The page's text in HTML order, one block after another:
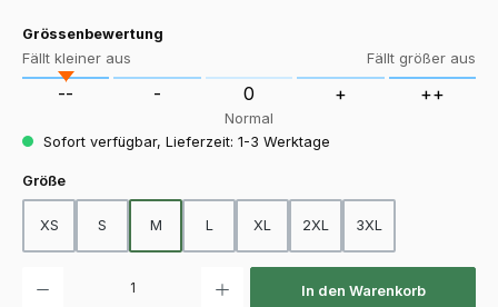
Grössenbewertung
Fällt kleiner aus Fällt größer aus
-- - 0 + ++
Normal
Sofort verfügbar, Lieferzeit: 1-3 Werktage
Größeauswählen
XS S M L XL 2XL 3XL
In den Warenkorb